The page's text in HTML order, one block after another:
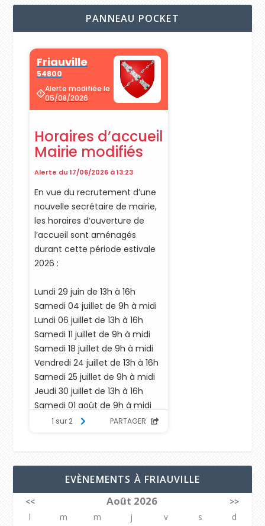
PANNEAU POCKET
EVÈNEMENTS À FRIAUVILLE
<< Août 2026
>>
l
m m j v s
d